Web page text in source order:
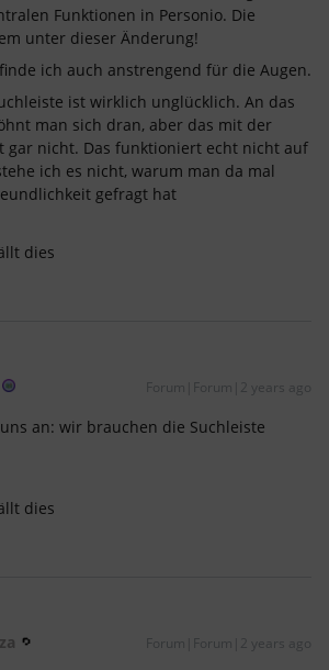
Funktionen in Personio. Die
unter dieser Änderung!
ich auch anstrengend für die Augen.
ist wirklich unglücklich. An das
man sich dran, aber das mit der
gar nicht. Das funktioniert echt nicht auf
ich es nicht, warum man da mal
gefragt hat
dies
Forum|Forum|2 years ago
an: wir brauchen die Suchleiste
dies
Forum|Forum|2 years ago